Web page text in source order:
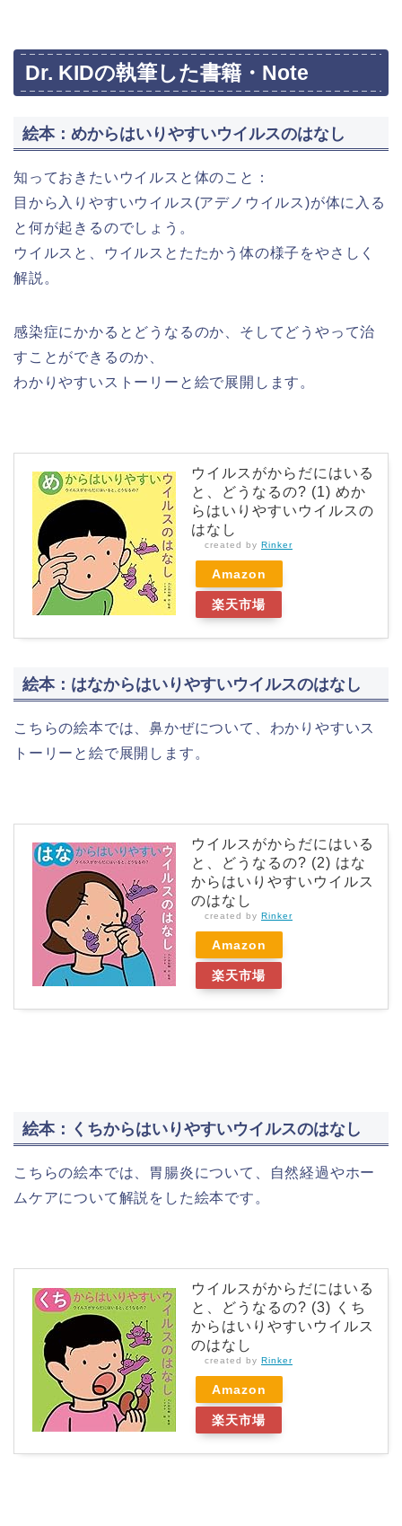
Dr. KIDの執筆した書籍・Note
絵本：めからはいりやすいウイルスのはなし
知っておきたいウイルスと体のこと：
目から入りやすいウイルス(アデノウイルス)が体に入る
と何が起きるのでしょう。
ウイルスと、ウイルスとたたかう体の様子をやさしく
解説。
感染症にかかるとどうなるのか、そしてどうやって治
すことができるのか、
わかりやすいストーリーと絵で展開します。
ウイルスがからだにはいる
と、どうなるの? (1) めか
らはいりやすいウイルスの
はなし
created by Rinker
Amazon
楽天市場
絵本：はなからはいりやすいウイルスのはなし
こちらの絵本では、鼻かぜについて、わかりやすいス
トーリーと絵で展開します。
ウイルスがからだにはいる
と、どうなるの? (2) はな
からはいりやすいウイルス
のはなし
created by Rinker
Amazon
楽天市場
絵本：くちからはいりやすいウイルスのはなし
こちらの絵本では、胃腸炎について、自然経過やホー
ムケアについて解説をした絵本です。
ウイルスがからだにはいる
と、どうなるの? (3) くち
からはいりやすいウイルス
のはなし
created by Rinker
Amazon
楽天市場